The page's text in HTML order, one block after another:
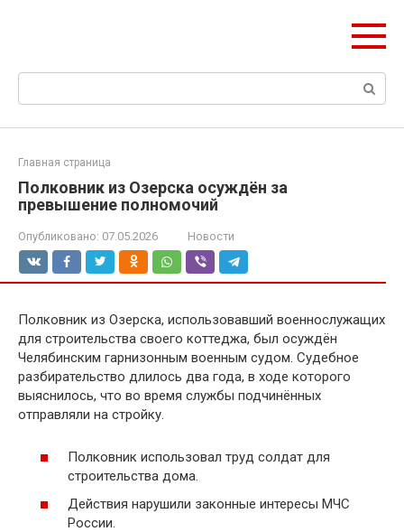
Поиск:
Главная страница
Полковник из Озерска осуждён за
превышение полномочий
Опубликовано: 07.05.2026 Новости
Полковник из Озерска, использовавший военнослужащих
для строительства своего коттеджа, был осуждён
Челябинским гарнизонным военным судом. Судебное
разбирательство длилось два года, в ходе которого
выяснилось, что во время службы подчинённых
отправляли на стройку.
Полковник использовал труд солдат для
строительства дома.
Действия нарушили законные интересы МЧС
России.